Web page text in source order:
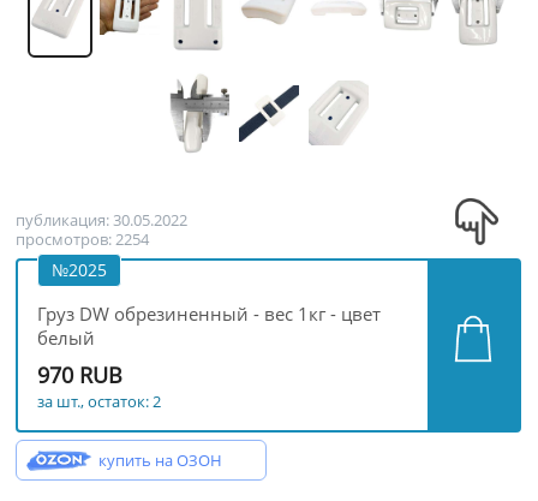
публикация: 30.05.2022
просмотров: 2254
№2025
Груз DW обрезиненный - вес 1кг - цвет
белый
970 RUB
за шт., остаток: 2
купить на ОЗОН